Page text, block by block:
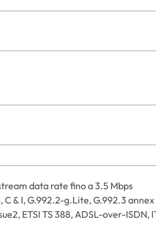
data rate fino a 3.5 Mbps
& I, G.992.2-g.Lite, G.992.3
ETSI TS 388, ADSL-over-